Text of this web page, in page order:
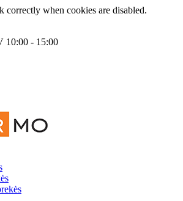
correctly when cookies are disabled.
10:00 - 15:00